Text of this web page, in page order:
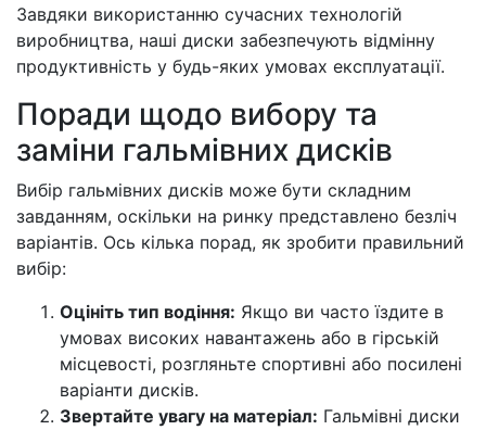
Завдяки використанню сучасних технологій
виробництва, наші диски забезпечують відмінну
продуктивність у будь-яких умовах експлуатації.
Поради щодо вибору та
заміни гальмівних дисків
Вибір гальмівних дисків може бути складним
завданням, оскільки на ринку представлено безліч
варіантів. Ось кілька порад, як зробити правильний
вибір:
Оцініть тип водіння: Якщо ви часто їздите в
умовах високих навантажень або в гірській
місцевості, розгляньте спортивні або посилені
варіанти дисків.
Звертайте увагу на матеріал: Гальмівні диски